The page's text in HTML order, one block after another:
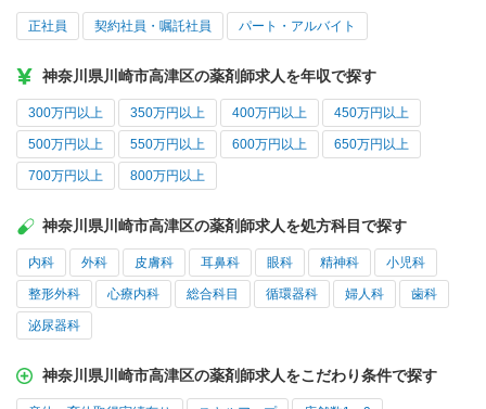
正社員 契約社員・嘱託社員 パート・アルバイト
神奈川県川崎市高津区の薬剤師求人を年収で探す
300万円以上 350万円以上 400万円以上 450万円以上
500万円以上 550万円以上 600万円以上 650万円以上
700万円以上 800万円以上
神奈川県川崎市高津区の薬剤師求人を処方科目で探す
内科 外科 皮膚科 耳鼻科 眼科 精神科 小児科
整形外科 心療内科 総合科目 循環器科 婦人科 歯科
泌尿器科
神奈川県川崎市高津区の薬剤師求人をこだわり条件で探す